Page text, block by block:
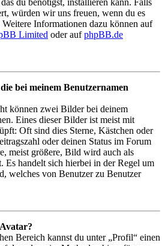
du benötigst, installieren kann. Falls
würden wir uns freuen, wenn du es
Weitere Informationen dazu können auf
Limited oder aufphpBB.de
bei meinem Benutzernamen
können zwei Bilder bei deinem
Eines dieser Bilder ist meist mit
Oft sind dies Sterne, Kästchen oder
oder deinen Status im Forum
meist größere, Bild wird auch als
Es handelt sich hierbei in der Regel um
welches von Benutzer zu Benutzer
Bereich kannst du unter „Profil“ einen